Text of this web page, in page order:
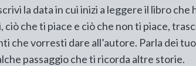
la data in cui inizi a leggere il libro
ciò che ti piace e ciò che non ti piace,
che vorresti dare all’autore. Parla dei
passaggio che ti ricorda altre storie.